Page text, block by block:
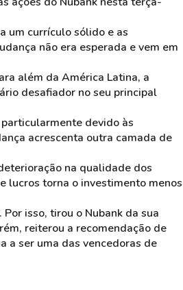
um currículo sólido e as
não era esperada e vem em
além da América Latina, a
desafiador no seu principal
devido às
acrescenta outra camada de
na qualidade dos
lucros torna o investimento menos
isso, tirou o Nubank da sua
reiterou a recomendação de
a ser uma das vencedoras de